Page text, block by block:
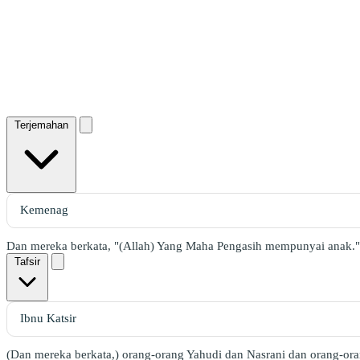
Terjemahan
Dan mereka berkata, "(Allah) Yang Maha Pengasih mempunyai anak."
Tafsir
(Dan mereka berkata,) orang-orang Yahudi dan Nasrani dan orang-